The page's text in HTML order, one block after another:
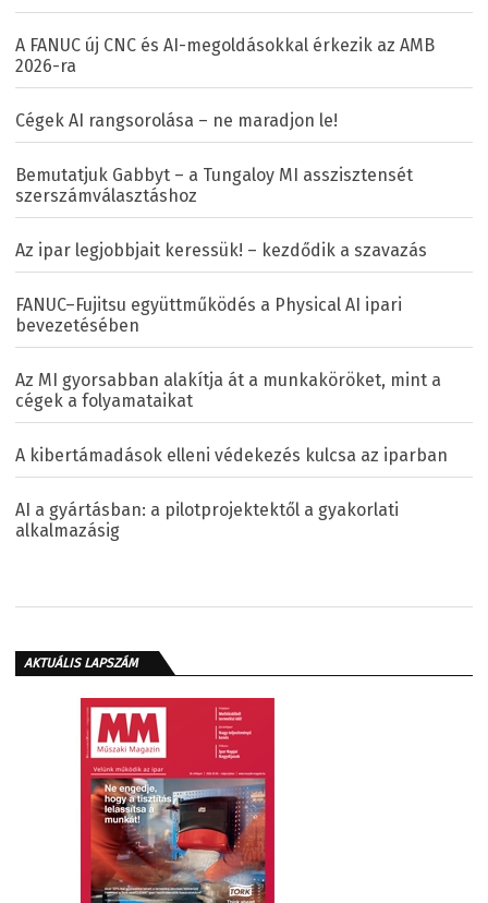
A FANUC új CNC és AI-megoldásokkal érkezik az AMB
2026-ra
Cégek AI rangsorolása – ne maradjon le!
Bemutatjuk Gabbyt – a Tungaloy MI asszisztensét
szerszámválasztáshoz
Az ipar legjobbjait keressük! – kezdődik a szavazás
FANUC–Fujitsu együttműködés a Physical AI ipari
bevezetésében
Az MI gyorsabban alakítja át a munkaköröket, mint a
cégek a folyamataikat
A kibertámadások elleni védekezés kulcsa az iparban
AI a gyártásban: a pilotprojektektől a gyakorlati
alkalmazásig
AKTUÁLIS LAPSZÁM